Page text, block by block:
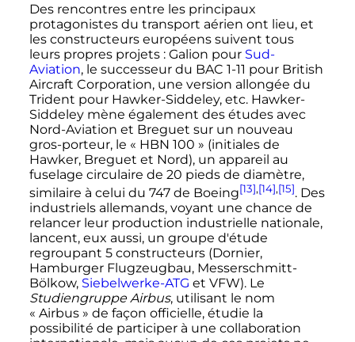
Des rencontres entre les principaux
protagonistes du transport aérien ont lieu, et
les constructeurs européens suivent tous
leurs propres projets : Galion pour Sud-
Aviation, le successeur du BAC 1-11 pour British
Aircraft Corporation, une version allongée du
Trident pour Hawker-Siddeley, etc.Hawker-
Siddeley mène également des études avec
Nord-Aviation et Breguet sur un nouveau
gros-porteur, le « HBN 100 » (initiales de
Hawker, Breguet et Nord), un appareil au
fuselage circulaire de 20 piedsde diamètre,
similaire à celui du 747 de Boeing[13],[14],[15]. Des
industriels allemands, voyant une chance de
relancer leur production industrielle nationale,
lancent, eux aussi, un groupe d'étude
regroupant 5 constructeurs (Dornier,
Hamburger Flugzeugbau, Messerschmitt-
Bölkow, Siebelwerke-ATG et VFW). Le
Studiengruppe Airbus, utilisant le nom
« Airbus » de façon officielle, étudie la
possibilité de participer à une collaboration